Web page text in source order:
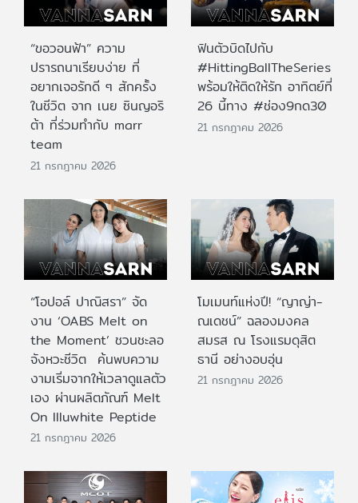
“ขอวอนฟ้า” ความ
ปรารถนาเรียบง่าย ที่
อยากเจอรักดี ๆ สักครั้ง
ในชีวิต จาก เนย ซินญอริ
ต้า ที่ร่วมทำกับ marr
team
21 กรกฎาคม 2026
ฟินตัวบิดไปกับ
#HittingBallTheSeries
พร้อมให้ติดให้รัก อาทิตย์ที่
26 นี้ทาง #ช่อง9กด30
21 กรกฎาคม 2026
“โอปอล์ ปาณิสรา” จัด
งาน ‘OABS Melt on
the Moment’ ชวนชะลอ
จังหวะชีวิต ค้นพบความ
งามเริ่มจากให้เวลาดูแลตัว
เอง ผ่านผลิตภัณฑ์ Melt
On Illuwhite Peptide
21 กรกฎาคม 2026
โมเมนท์แห่งปี! “ญาญ่า-
ณเดชน์” ฉลองมงคล
สมรส ณ โรงแรมดุสิต
ธานี อย่างอบอุ่น
21 กรกฎาคม 2026